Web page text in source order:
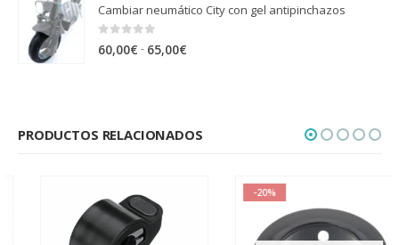
precios:
Cambiar neumático City con gel antipinchazos
0 out of 5
60,00€ - 65,00€
60,00€
PRODUCTOS RELACIONADOS